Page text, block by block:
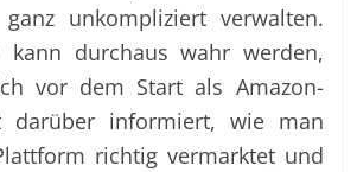
ganz unkompliziert verwalten.
kann durchaus wahr werden,
vor dem Start als Amazon-
darüber informiert, wie man
richtig vermarktet und